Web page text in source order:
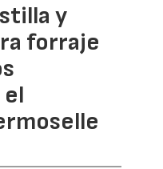
y
forraje